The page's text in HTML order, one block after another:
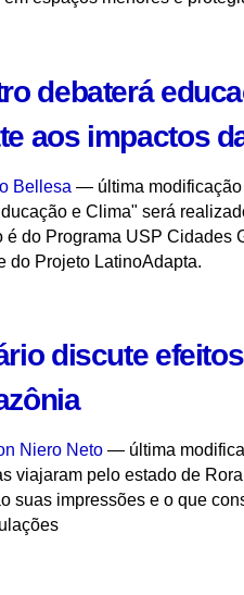
debaterá
aos impactos
Bellesa — última modificação
e Clima" será
é do Programa USP Cidades
do Projeto LatinoAdapta.
discute
Niero Neto— última
viajaram pelo estado de
suas impressões e o que